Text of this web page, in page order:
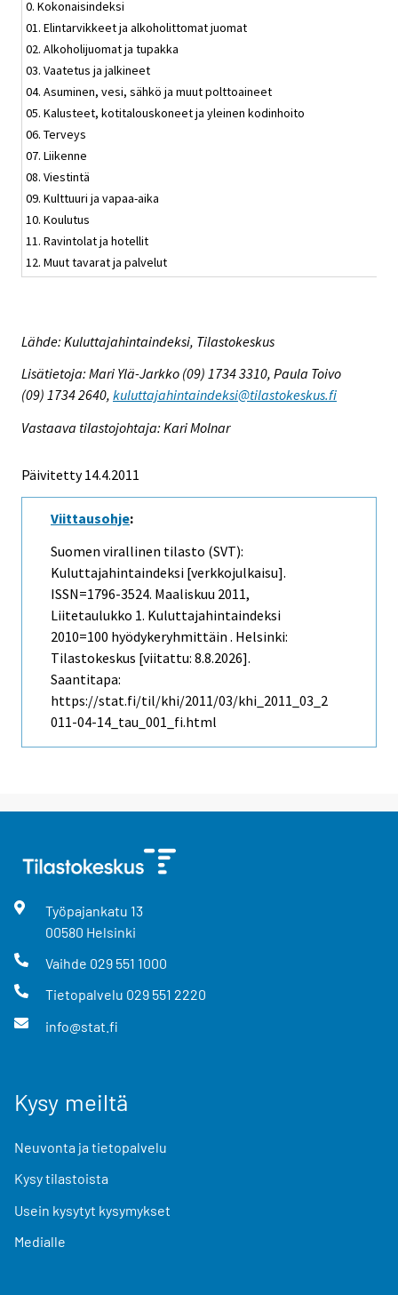
0. Kokonaisindeksi
01. Elintarvikkeet ja alkoholittomat juomat
02. Alkoholijuomat ja tupakka
03. Vaatetus ja jalkineet
04. Asuminen, vesi, sähkö ja muut polttoaineet
05. Kalusteet, kotitalouskoneet ja yleinen kodinhoito
06. Terveys
07. Liikenne
08. Viestintä
09. Kulttuuri ja vapaa-aika
10. Koulutus
11. Ravintolat ja hotellit
12. Muut tavarat ja palvelut
Lähde: Kuluttajahintaindeksi, Tilastokeskus
Lisätietoja: Mari Ylä-Jarkko (09) 1734 3310, Paula Toivo
(09) 1734 2640, kuluttajahintaindeksi@tilastokeskus.fi
Vastaava tilastojohtaja: Kari Molnar
Päivitetty 14.4.2011
Viittausohje:
Suomen virallinen tilasto (SVT):
Kuluttajahintaindeksi [verkkojulkaisu].
ISSN=1796-3524. Maaliskuu 2011,
Liitetaulukko 1. Kuluttajahintaindeksi
2010=100 hyödykeryhmittäin . Helsinki:
Tilastokeskus [viitattu: 8.8.2026].
Saantitapa:
https://stat.fi/til/khi/2011/03/khi_2011_03_2
011-04-14_tau_001_fi.html
Työpajankatu 13
00580 Helsinki
Vaihde 029 551 1000
Tietopalvelu 029 551 2220
info@stat.fi
Kysy meiltä
Neuvonta ja tietopalvelu
Kysy tilastoista
Usein kysytyt kysymykset
Medialle